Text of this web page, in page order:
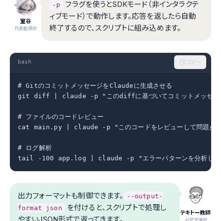
室谷
代表取締役
-p
フラグを使うとSDKモード（非インタラクテ
ィブモード）で動作します。応答を返したら自動
終了するので、スクリプトに組み込めます。
bash コピー
# GitのコミットメッセージをClaudeに生成させる
git diff | claude -p "このdiffに基づいてコミットメッセー
# ファイルのコードレビュー
cat main.py | claude -p "このコードをレビューして問題点
# ログ解析
tail -100 app.log | claude -p "エラーパターンを分析し
テキトー教師
.AI認定講師
出力フォーマットも制御できます。
--output-
format json
を付けると、スクリプトで処理し